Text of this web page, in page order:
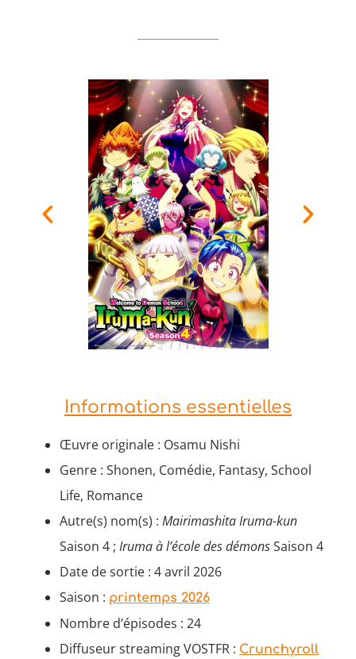
Informations essentielles
Œuvre originale : Osamu Nishi
Genre : Shonen, Comédie, Fantasy, School
Life, Romance
Autre(s) nom(s) : Mairimashita Iruma-kun
Saison 4 ; Iruma à l’école des démonsSaison 4
Date de sortie : 4 avril 2026
Saison : printemps 2026
Nombre d’épisodes : 24
Diffuseur streaming VOSTFR : Crunchyroll